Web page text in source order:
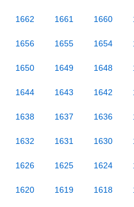
1662 1661 1660
1656 1655 1654
1650 1649 1648
1644 1643 1642
1638 1637 1636
1632 1631 1630
1626 1625 1624
1620 1619 1618